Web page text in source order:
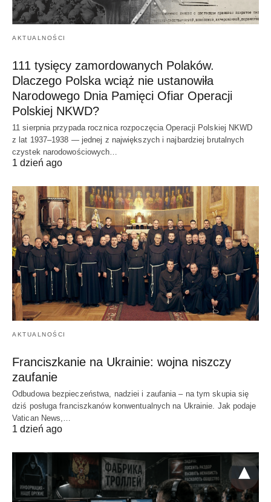
AKTUALNOŚCI
111 tysięcy zamordowanych Polaków.
Dlaczego Polska wciąż nie ustanowiła
Narodowego Dnia Pamięci Ofiar Operacji
Polskiej NKWD?
11 sierpnia przypada rocznica rozpoczęcia Operacji Polskiej NKWD
z lat 1937–1938 — jednej z największych i najbardziej brutalnych
czystek narodowościowych…
1 dzień ago
AKTUALNOŚCI
Franciszkanie na Ukrainie: wojna niszczy
zaufanie
Odbudowa bezpieczeństwa, nadziei i zaufania – na tym skupia się
dziś posługa franciszkanów konwentualnych na Ukrainie. Jak podaje
Vatican News,…
1 dzień ago